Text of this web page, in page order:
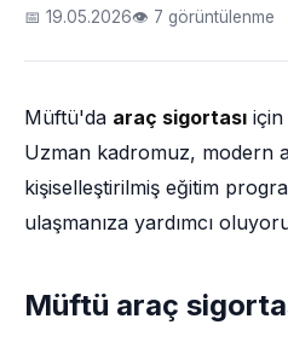
📅 19.05.2026👁 7 görüntülenme
Müftü'da araç sigortası
Uzman kadromuz, modern
kişiselleştirilmiş eğitim
ulaşmanıza yardımcı
Müftü araç